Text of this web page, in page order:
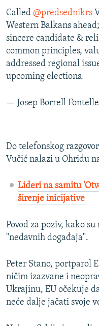
Called @predsednikrs
Western Balkans
sincere candidate &
common principles,
addressed regional
upcoming elections.
— Josep Borrell
Do telefonskog
Vučić nalazi u Ohridu
Lideri na samitu
širenje inicijative
Povod za poziv, kako
"nedavnih događaja".
Peter Stano, portparol
ničim izazvane i
Ukrajinu, EU očekuje
neće dalje jačati svoje